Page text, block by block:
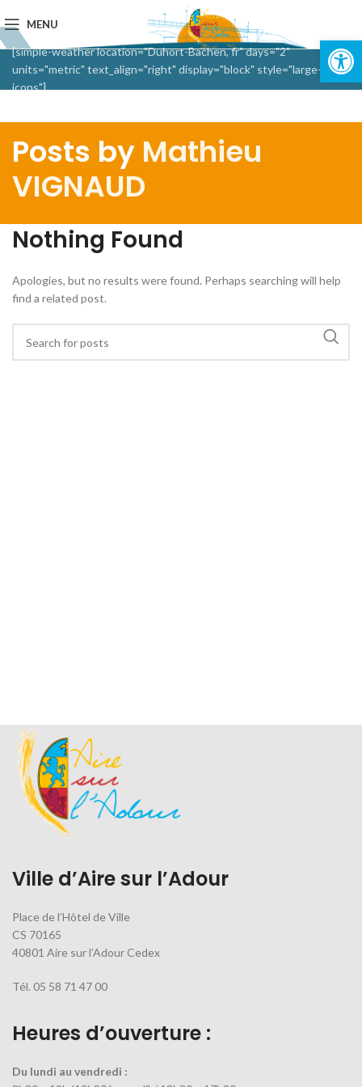
Ouvrir
MENU
[simple-weather location="Duhort-Bachen, fr" days="2"
units="metric" text_align="right" display="block" style="large-
icons"]
Posts by Mathieu
VIGNAUD
Nothing Found
Apologies, but no results were found. Perhaps searching will help
find a related post.
Ville d’Aire sur l’Adour
Place de l’Hôtel de Ville
CS 70165
40801 Aire sur l’Adour Cedex
Tél. 05 58 71 47 00
Heures d’ouverture :
Du lundi au vendredi :